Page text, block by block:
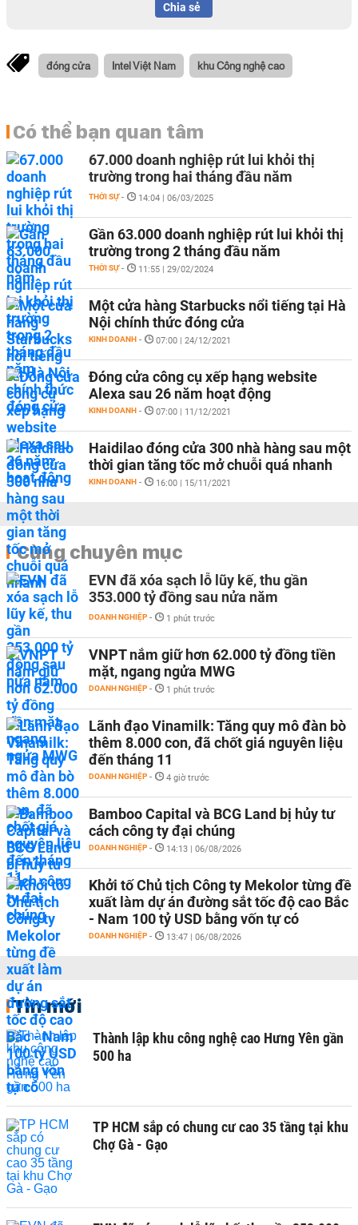
Chia sẻ
đóng cửa Intel Việt Nam khu Công nghệ cao
Có thể bạn quan tâm
67.000 doanh nghiệp rút lui khỏi thị
trường trong hai tháng đầu năm
THỜI SỰ - 14:04 | 06/03/2025
Gần 63.000 doanh nghiệp rút lui khỏi thị
trường trong 2 tháng đầu năm
THỜI SỰ - 11:55 | 29/02/2024
Một cửa hàng Starbucks nổi tiếng tại Hà
Nội chính thức đóng cửa
KINH DOANH - 07:00 | 24/12/2021
Đóng cửa công cụ xếp hạng website
Alexa sau 26 năm hoạt động
KINH DOANH - 07:00 | 11/12/2021
Haidilao đóng cửa 300 nhà hàng sau một
thời gian tăng tốc mở chuỗi quá nhanh
KINH DOANH - 16:00 | 15/11/2021
Cùng chuyên mục
EVN đã xóa sạch lỗ lũy kế, thu gần
353.000 tỷ đồng sau nửa năm
DOANH NGHIỆP - 1 phút trước
VNPT nắm giữ hơn 62.000 tỷ đồng tiền
mặt, ngang ngửa MWG
DOANH NGHIỆP - 1 phút trước
Lãnh đạo Vinamilk: Tăng quy mô đàn bò
thêm 8.000 con, đã chốt giá nguyên liệu
đến tháng 11
DOANH NGHIỆP - 4 giờ trước
Bamboo Capital và BCG Land bị hủy tư
cách công ty đại chúng
DOANH NGHIỆP - 14:13 | 06/08/2026
Khởi tố Chủ tịch Công ty Mekolor từng đề
xuất làm dự án đường sắt tốc độ cao Bắc
- Nam 100 tỷ USD bằng vốn tự có
DOANH NGHIỆP - 13:47 | 06/08/2026
Tin mới
Thành lập khu công nghệ cao Hưng Yên gần
500 ha
TP HCM sắp có chung cư cao 35 tầng tại khu
Chợ Gà - Gạo